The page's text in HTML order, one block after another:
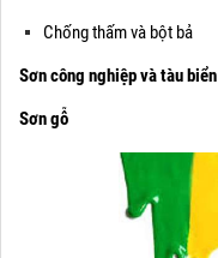
Chống thấm và bột bả
Sơn công nghiệp và tàu biển
Sơn gỗ